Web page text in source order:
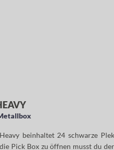
beinhaltet 24 schwarze
Pick Box zu öffnen musst du